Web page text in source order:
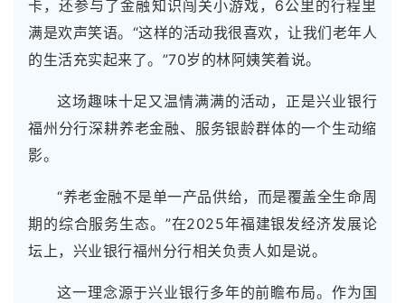
卡，还参与了金融知识闯关小游戏，6公里的行程里
满是欢声笑语。“这样的活动我很喜欢，让我们老年人
的生活充实起来了。”70岁的林阿姨笑着说。
这场趣味十足又温情满满的活动，正是兴业银行
福州分行深耕养老金融、服务银龄群体的一个生动缩
影。
“养老金融不是单一产品供给，而是覆盖全生命周
期的综合服务生态。”在2025年福建银发经济发展论
坛上，兴业银行福州分行相关负责人如是说。
这一理念源于兴业银行多年的前瞻布局。作为国